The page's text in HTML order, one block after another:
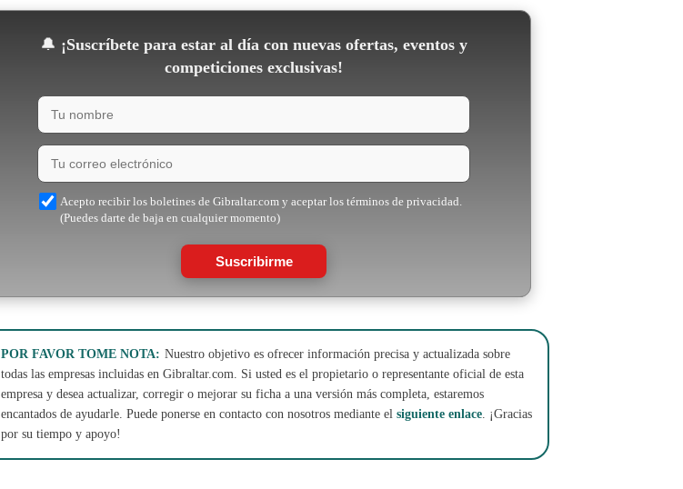
🔔 ¡Suscríbete para estar al día con nuevas ofertas, eventos y
competiciones exclusivas!
Acepto recibir los boletines de Gibraltar.com y aceptar los términos de privacidad.
(Puedes darte de baja en cualquier momento)
Suscribirme
POR FAVOR TOME NOTA: Nuestro objetivo es ofrecer información precisa y actualizada sobre
todas las empresas incluidas en Gibraltar.com. Si usted es el propietario o representante oficial de esta
empresa y desea actualizar, corregir o mejorar su ficha a una versión más completa, estaremos
encantados de ayudarle. Puede ponerse en contacto con nosotros mediante el siguiente enlace. ¡Gracias
por su tiempo y apoyo!